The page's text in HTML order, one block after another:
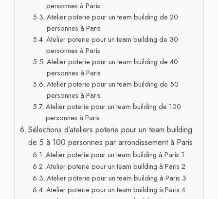
personnes à Paris
Atelier poterie pour un team building de 20
personnes à Paris
Atelier poterie pour un team building de 30
personnes à Paris
Atelier poterie pour un team building de 40
personnes à Paris
Atelier poterie pour un team building de 50
personnes à Paris
Atelier poterie pour un team building de 100
personnes à Paris
Sélections d’ateliers poterie pour un team building
de 5 à 100 personnes par arrondissement à Paris
Atelier poterie pour un team building à Paris 1
Atelier poterie pour un team building à Paris 2
Atelier poterie pour un team building à Paris 3
Atelier poterie pour un team building à Paris 4